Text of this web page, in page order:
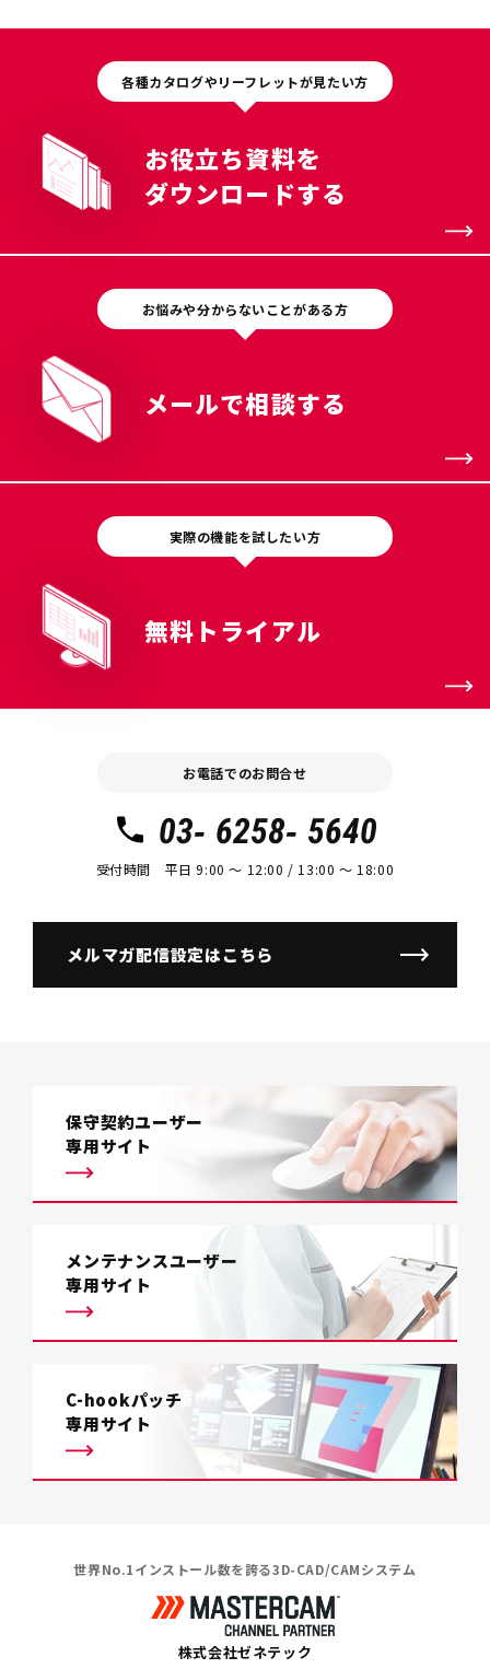
各種カタログやリーフレットが見たい方
お役立ち資料を
ダウンロードする
お悩みや分からないことがある方
メールで相談する
実際の機能を試したい方
無料トライアル
お電話でのお問合せ
03- 6258- 5640
受付時間 平日 9:00 〜 12:00 / 13:00 〜 18:00
メルマガ配信設定はこちら
保守契約ユーザー
専用サイト
メンテナンスユーザー
専用サイト
C-hookパッチ
専用サイト
世界No.1インストール数を誇る3D-CAD/CAMシステム
株式会社ゼネテック